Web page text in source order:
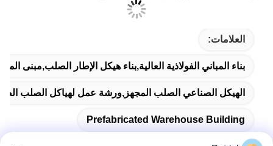
العلامات:
بناء المباني الفولاذية العالية,بناء هيكل الإطار الصلب,مبنى
الهيكل الصناعي الصلب المجهز,ورشة عمل لهياكل الصلب
Prefabricated Warehouse Building